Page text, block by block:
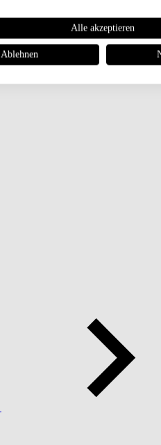
Alle akzeptieren
Ablehnen